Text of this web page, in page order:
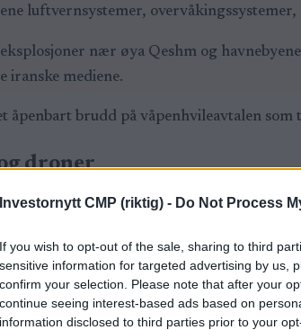
Investornytt CMP (riktig) - Do Not Process
If you wish to opt-out of the sale, sharing to third
sensitive information for targeted advertising by us,
confirm your selection. Please note that after your
continue seeing interest-based ads based on
information disclosed to third parties prior to your
luftvernsystemer,
nær øya Qeshm og
iranske mediene.
åpenbart brudd på våpenhvileavtalen
droner
sier revolusjonsgarden i Iran at
Kuwait.
ble satt inn mot et fiendtlig
ble aktivert, uten å gå
medier.